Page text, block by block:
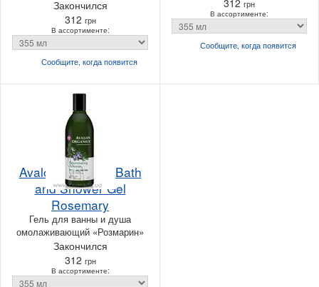
Закончился
312 грн
В ассортименте:
Сообщите, когдапоявится
грн
В ассортименте:
Сообщите, когдапоявится
Avalon Organics Bath
and Shower Gel
Rosemary
Гель для ванны и душа
омолаживающий «Розмарин»
Закончился
312 грн
В ассортименте: